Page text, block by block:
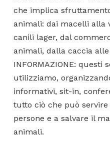
che implica
animali: dai macelli alla
canili lager, dal
animali, dalla caccia alle
INFORMAZIONE:
utilizziamo,
informativi, sit-in,
tutto ciò che può
persone e a salvare il
animali.